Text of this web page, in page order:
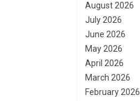
August 2026
July 2026
June 2026
May 2026
April 2026
March 2026
February 2026